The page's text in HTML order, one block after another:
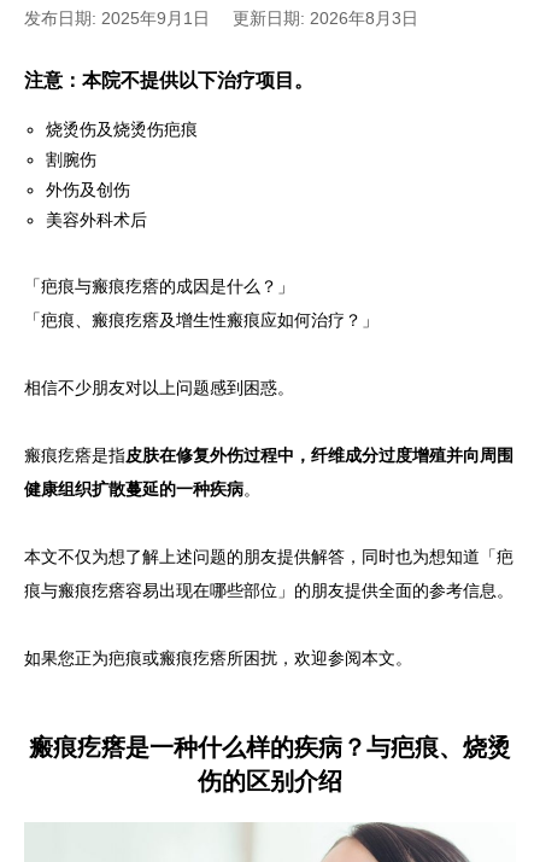
发布日期: 2025年9月1日 更新日期: 2026年8月3日
注意：本院不提供以下治疗项目。
烧烫伤及烧烫伤疤痕
割腕伤
外伤及创伤
美容外科术后
「疤痕与瘢痕疙瘩的成因是什么？」
「疤痕、瘢痕疙瘩及增生性瘢痕应如何治疗？」
相信不少朋友对以上问题感到困惑。
瘢痕疙瘩是指皮肤在修复外伤过程中，纤维成分过度增殖并向周围
健康组织扩散蔓延的一种疾病。
本文不仅为想了解上述问题的朋友提供解答，同时也为想知道「疤
痕与瘢痕疙瘩容易出现在哪些部位」的朋友提供全面的参考信息。
如果您正为疤痕或瘢痕疙瘩所困扰，欢迎参阅本文。
瘢痕疙瘩是一种什么样的疾病？与疤痕、烧烫
伤的区别介绍
交通指南
WEB预约
招聘信息
其他
语言
简体中文 한국어 日本語 Español